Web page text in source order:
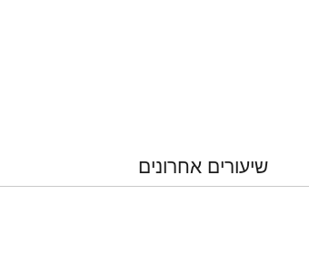
שיעורים אחרונים